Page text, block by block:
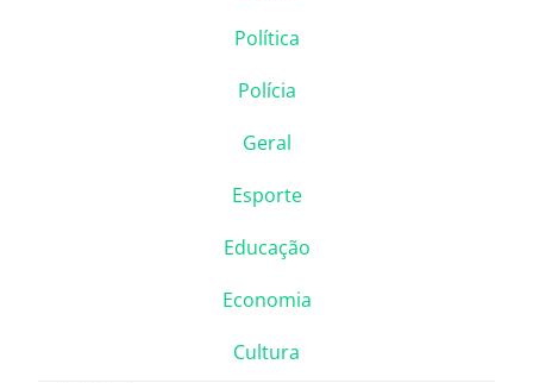
Política
Polícia
Geral
Esporte
Educação
Economia
Cultura